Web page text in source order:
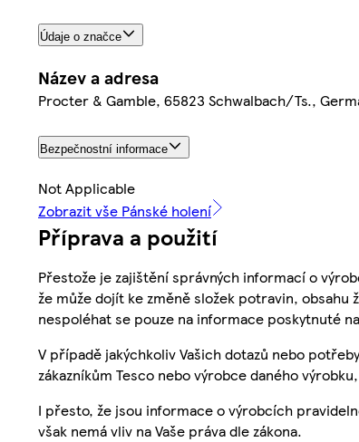
Údaje o značce
Název a adresa
Procter & Gamble, 65823 Schwalbach/Ts.,
Bezpečnostní informace
Not Applicable
Zobrazit vše Pánské holení
Příprava a použití
Přestože je zajištění správných informací o
že může dojít ke změně složek potravin,
nespoléhat se pouze na informace poskytnuté
V případě jakýchkoliv Vašich dotazů nebo
zákazníkům Tesco nebo výrobce daného
I přesto, že jsou informace o výrobcích
však nemá vliv na Vaše práva dle zákona.